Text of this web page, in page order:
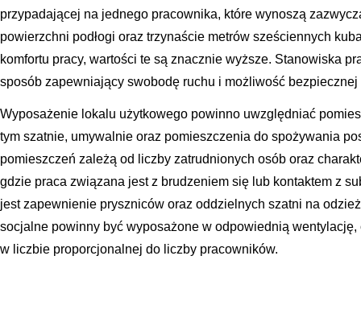
przypadającej na jednego pracownika, które wynoszą
powierzchni podłogi oraz trzynaście metrów sześciennych
komfortu pracy, wartości te są znacznie wyższe. Stanowiska
sposób zapewniający swobodę ruchu i możliwość
Wyposażenie lokalu użytkowego powinno uwzględniać
tym szatnie, umywalnie oraz pomieszczenia do spożywania
pomieszczeń zależą od liczby zatrudnionych osób oraz
gdzie praca związana jest z brudzeniem się lub kontaktem z
jest zapewnienie pryszniców oraz oddzielnych szatni na
socjalne powinny być wyposażone w odpowiednią
w liczbie proporcjonalnej do liczby pracowników.